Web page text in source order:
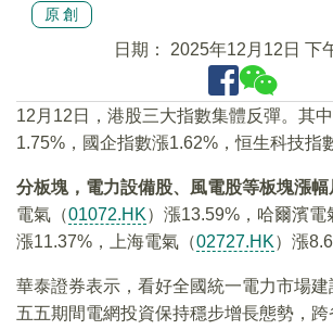
原創
日期： 2025年12月12日 下
12月12日，港股三大指數集體反彈。其
1.75%，國企指數漲1.62%，恒生科技指
分板塊，電力設備股、風電股等板塊漲幅
電氣（01072.HK）漲13.59%，哈爾濱電
漲11.37%，上海電氣（02727.HK）漲
華泰證券表示，看好全國統一電力市場
五五期間電網投資保持穩步增長態勢，